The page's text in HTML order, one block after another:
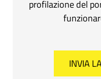
profilazione del